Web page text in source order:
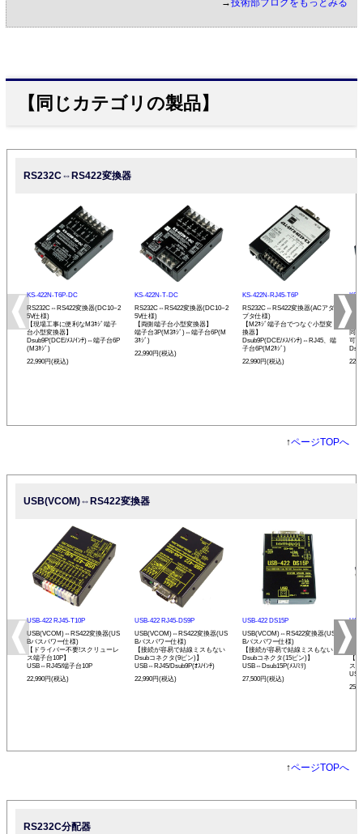
→技術部ブログをもっとみる
【同じカテゴリの製品】
RS232C⇔RS422変換器
KS-422N-T6P-DC
RS232C⇔RS422変換器(DC10~2
5V仕様)
【現場工事に便利なM3ﾈｼﾞ端子
台小型変換器】
Dsub9P(DCE/ﾒｽ/ｲﾝﾁ)⇔端子台6P
(M3ﾈｼﾞ)
22,990円(税込)
KS-422N-T-DC
RS232C⇔RS422変換器(DC10~2
5V仕様)
【両側端子台小型変換器】
端子台3P(M3ﾈｼﾞ)⇔端子台6P(M
3ﾈｼﾞ)
22,990円(税込)
KS-422N-RJ45-T6P
RS232C⇔RS422変換器(ACアダ
プタ仕様)
【M2ﾈｼﾞ端子台でつなぐ小型変
換器】
Dsub9P(DCE/ﾒｽ/ｲﾝﾁ)⇔RJ45、端
子台6P(M2ﾈｼﾞ)
22,990円(税込)
KS-
プ
同
可
↑ページTOPへ
USB(VCOM)⇔RS422変換器
USB-422 RJ45-T10P
USB(VCOM)⇔RS422変換器(US
Bバスパワー仕様)
【ドライバー不要!スクリューレ
ス端子台10P】
USB⇔RJ45/端子台10P
22,990円(税込)
USB-422 RJ45-DS9P
USB(VCOM)⇔RS422変換器(US
Bバスパワー仕様)
【接続が容易で結線ミスもない
Dsubコネクタ(9ピン)】
USB⇔RJ45/Dsub9P(ｵｽ/ｲﾝﾁ)
22,990円(税込)
USB-422 DS15P
USB(VCOM)⇔RS422変換器(US
Bバスパワー仕様)
【接続が容易で結線ミスもない
Dsubコネクタ(15ピン)】
USB⇔Dsub15P(ﾒｽ/ﾐﾘ)
27,500円(税込)
Bバ
【
ス
↑ページTOPへ
RS232C分配器